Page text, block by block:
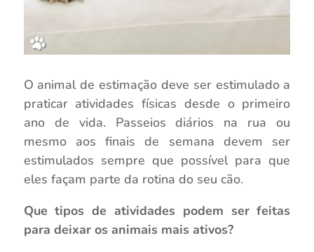
O animal de estimação deve ser estimulado a
praticar atividades físicas desde o primeiro
ano de vida. Passeios diários na rua ou
mesmo aos finais de semana devem ser
estimulados sempre que possível para que
eles façam parte da rotina do seu cão.
Que tipos de atividades podem ser feitas
para deixar os animais mais ativos?